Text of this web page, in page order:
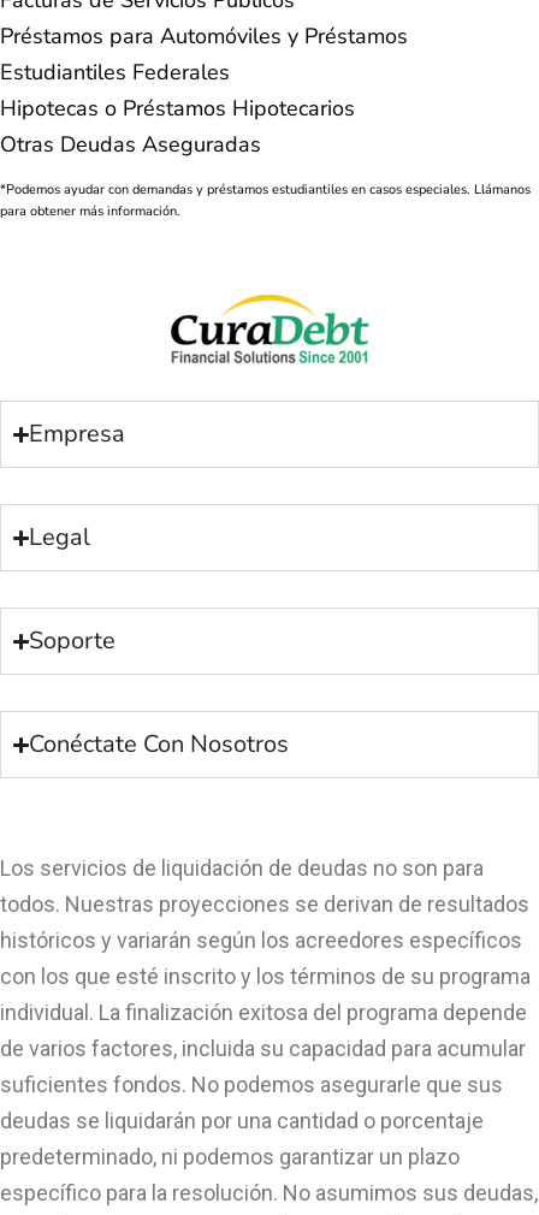
Préstamos para Automóviles y Préstamos
Estudiantiles Federales
Hipotecas o Préstamos Hipotecarios
Otras Deudas Aseguradas
*Podemos ayudar con demandas y préstamos estudiantiles en casos especiales. Llámanos
para obtener más información.
Empresa
Legal
Soporte
Conéctate Con Nosotros
Los servicios de liquidación de deudas no son para
todos. Nuestras proyecciones se derivan de resultados
históricos y variarán según los acreedores específicos
con los que esté inscrito y los términos de su programa
individual. La finalización exitosa del programa depende
de varios factores, incluida su capacidad para acumular
suficientes fondos. No podemos asegurarle que sus
deudas se liquidarán por una cantidad o porcentaje
predeterminado, ni podemos garantizar un plazo
específico para la resolución. No asumimos sus deudas,